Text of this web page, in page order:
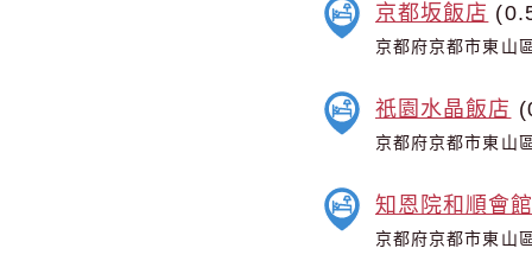
京都坂飯店
京都府京都市東山
祇園水晶飯店
京都府京都市東山
知恩院和順會
京都府京都市東山